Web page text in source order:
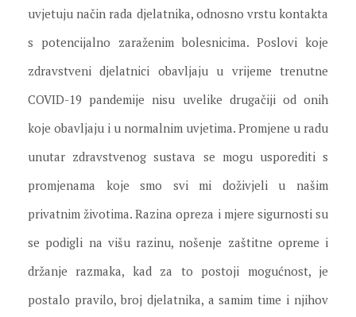
uvjetuju način rada djelatnika, odnosno vrstu kontakta
s potencijalno zaraženim bolesnicima. Poslovi koje
zdravstveni djelatnici obavljaju u vrijeme trenutne
COVID-19 pandemije nisu uvelike drugačiji od onih
koje obavljaju i u normalnim uvjetima. Promjene u radu
unutar zdravstvenog sustava se mogu usporediti s
promjenama koje smo svi mi doživjeli u našim
privatnim životima. Razina opreza i mjere sigurnosti su
se podigli na višu razinu, nošenje zaštitne opreme i
držanje razmaka, kad za to postoji mogućnost, je
postalo pravilo, broj djelatnika, a samim time i njihov